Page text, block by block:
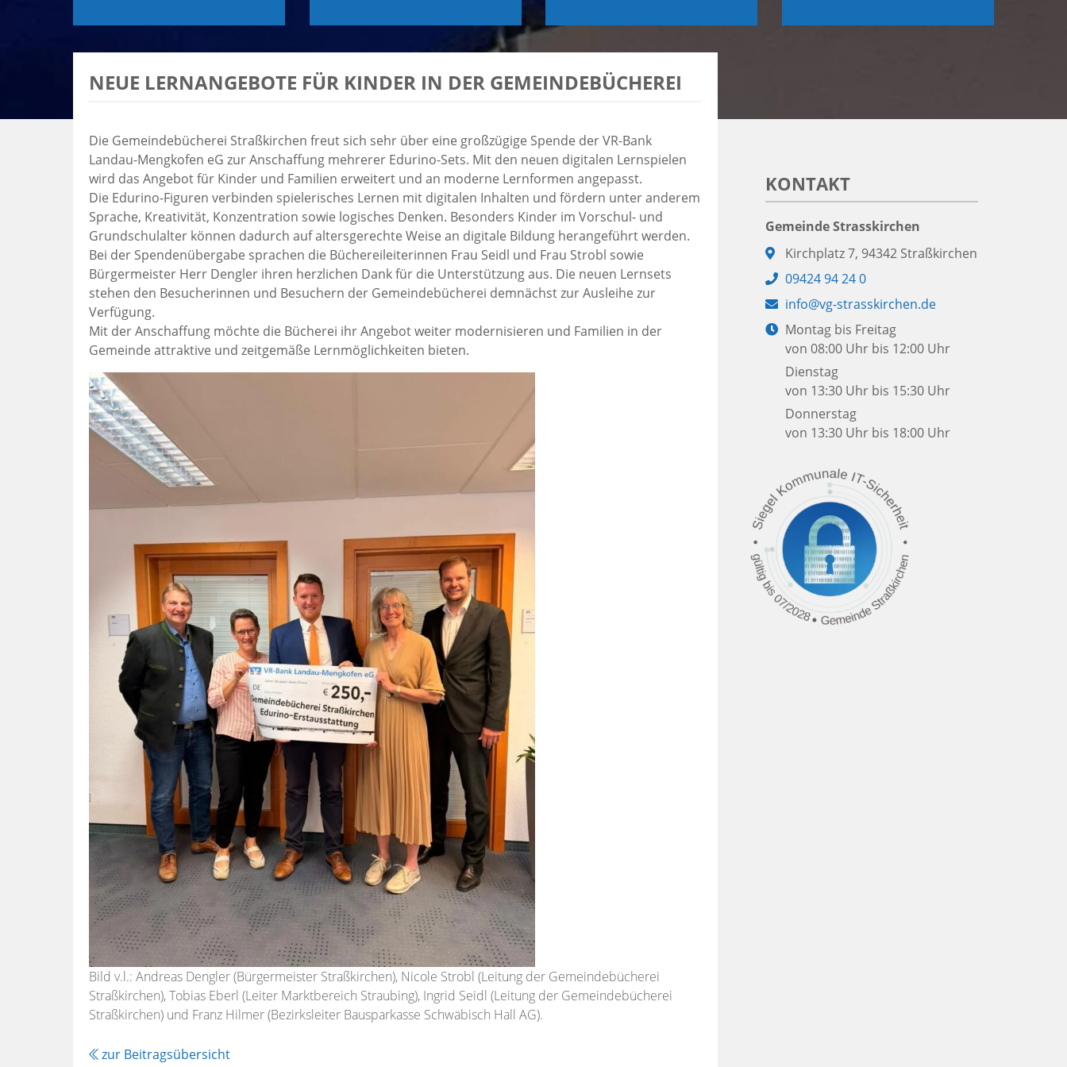
NEUE LERNANGEBOTE FÜR KINDER IN DER GEMEINDEBÜCHEREI
Die Gemeindebücherei Straßkirchen freut sich sehr über eine großzügige Spende der VR-Bank
Landau-Mengkofen eG zur Anschaffung mehrerer Edurino-Sets. Mit den neuen digitalen Lernspielen
wird das Angebot für Kinder und Familien erweitert und an moderne Lernformen angepasst.
Die Edurino-Figuren verbinden spielerisches Lernen mit digitalen Inhalten und fördern unter anderem
Sprache, Kreativität, Konzentration sowie logisches Denken. Besonders Kinder im Vorschul- und
Grundschulalter können dadurch auf altersgerechte Weise an digitale Bildung herangeführt werden.
Bei der Spendenübergabe sprachen die Büchereileiterinnen Frau Seidl und Frau Strobl sowie
Bürgermeister Herr Dengler ihren herzlichen Dank für die Unterstützung aus. Die neuen Lernsets
stehen den Besucherinnen und Besuchern der Gemeindebücherei demnächst zur Ausleihe zur
Verfügung.
Mit der Anschaffung möchte die Bücherei ihr Angebot weiter modernisieren und Familien in der
Gemeinde attraktive und zeitgemäße Lernmöglichkeiten bieten.
Bild v.l.: Andreas Dengler (Bürgermeister Straßkirchen), Nicole Strobl (Leitung der Gemeindebücherei
Straßkirchen), Tobias Eberl (Leiter Marktbereich Straubing), Ingrid Seidl (Leitung der Gemeindebücherei
Straßkirchen) und Franz Hilmer (Bezirksleiter Bausparkasse Schwäbisch Hall AG).
zur Beitragsübersicht
KONTAKT
Gemeinde Strasskirchen
Adresse:
Kirchplatz 7, 94342 Straßkirchen
Telefon:
09424 94 24 0
E-
Mail:
info@vg-strasskirchen.de
Öffnungszeiten:
Montag bis Freitag
von 08:00 Uhr bis 12:00 Uhr
Dienstag
von 13:30 Uhr bis 15:30 Uhr
Donnerstag
von 13:30 Uhr bis 18:00 Uhr